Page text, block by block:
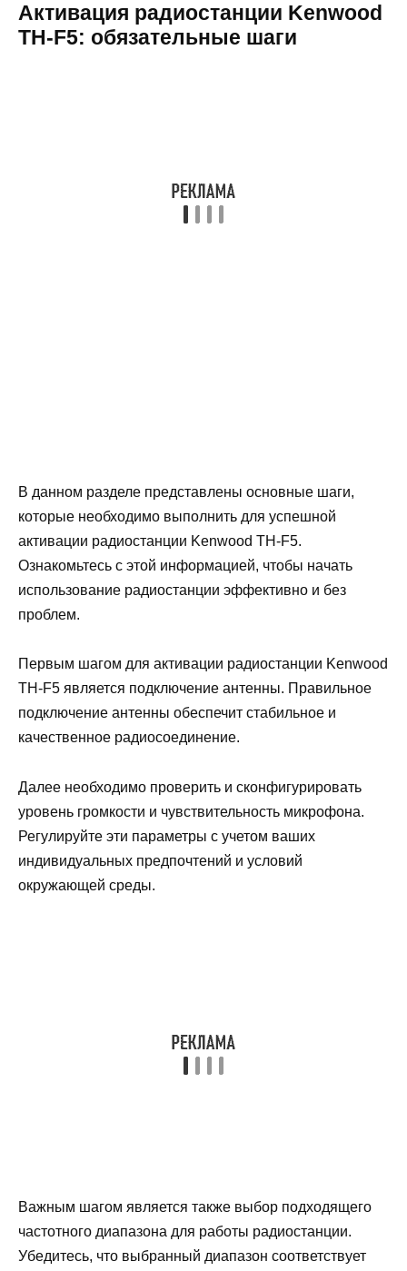
Активация радиостанции Kenwood
TH-F5: обязательные шаги
В данном разделе представлены основные шаги,
которые необходимо выполнить для успешной
активации радиостанции Kenwood TH-F5.
Ознакомьтесь с этой информацией, чтобы начать
использование радиостанции эффективно и без
проблем.
Первым шагом для активации радиостанции Kenwood
TH-F5 является подключение антенны. Правильное
подключение антенны обеспечит стабильное и
качественное радиосоединение.
Далее необходимо проверить и сконфигурировать
уровень громкости и чувствительность микрофона.
Регулируйте эти параметры с учетом ваших
индивидуальных предпочтений и условий
окружающей среды.
Важным шагом является также выбор подходящего
частотного диапазона для работы радиостанции.
Убедитесь, что выбранный диапазон соответствует